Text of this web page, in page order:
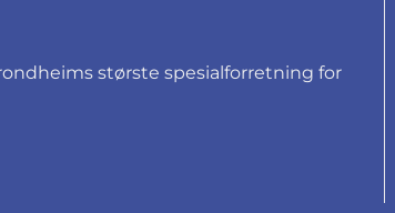
største spesialforretning for